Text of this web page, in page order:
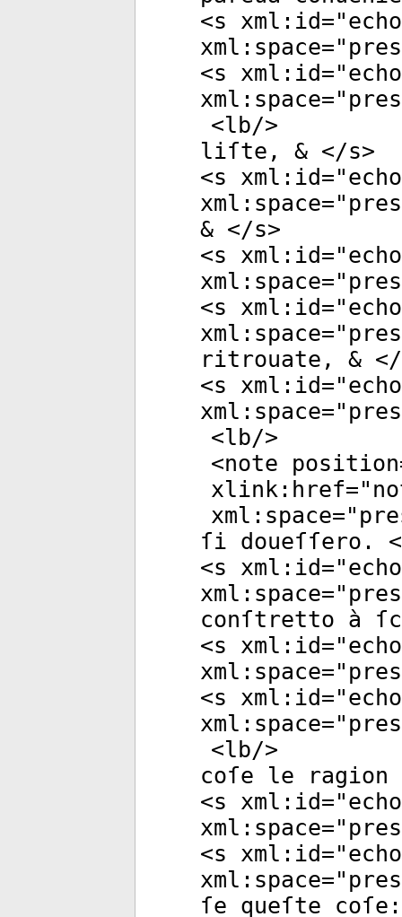
<s xml:id="
xml:space="
<s xml:id="
xml:space="
<lb/>
liſte, & </s>
<s xml:id="
xml:space="
& </s>
<s xml:id="
xml:space="
<s xml:id="
xml:space="
ritrouate, & </
<s xml:id="
xml:space="
<lb/>
<note position
xlink:href="
xml:space="
ſi doueſſero.
<s xml:id="
xml:space="
conſtretto à
<s xml:id="
xml:space="
<s xml:id="
xml:space="
<lb/>
coſe le
<s xml:id="
xml:space="
<s xml:id="
xml:space="
ſe queſte